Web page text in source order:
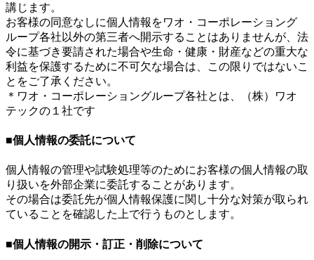
講じます。
お客様の同意なしに個人情報をワオ・コーポレーショング
ループ各社以外の第三者へ開示することはありませんが、法
令に基づき要請された場合や生命・健康・財産などの重大な
利益を保護するために不可欠な場合は、この限りではないこ
とをご了承ください。
＊ワオ・コーポレーショングループ各社とは、（株）ワオ
テックの１社です
■個人情報の委託について
個人情報の管理や試験処理等のためにお客様の個人情報の取
り扱いを外部企業に委託することがあります。
その場合は委託先が個人情報保護に関し十分な対策が取られ
ていることを確認した上で行うものとします。
■個人情報の開示・訂正・削除について